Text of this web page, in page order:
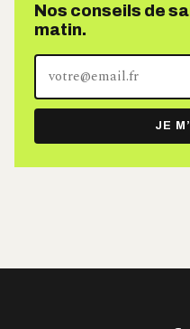
Nos conseils de
matin.
Votre
adresse
e-
mail
JE